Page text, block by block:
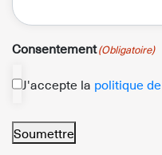
Consentement(Obligatoire)
J'accepte la politique
Soumettre